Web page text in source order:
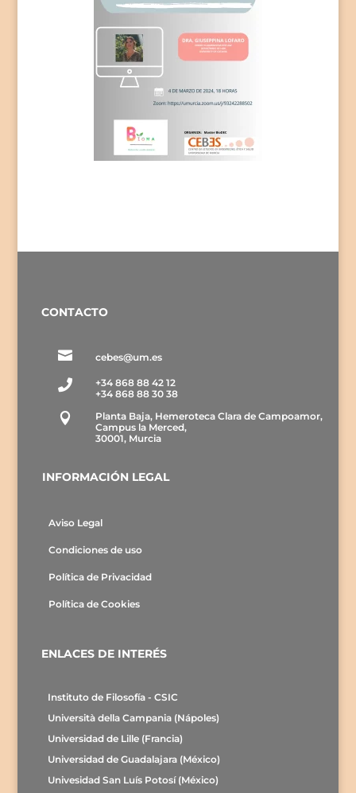
CONTACTO
 cebes@um.es

+34 868 88 42 12
+34 868 88 30 38

Planta Baja, Hemeroteca Clara de Campoamor,
Campus la Merced,
30001, Murcia
INFORMACIÓN LEGAL
Aviso Legal
Condiciones de uso
Política de Privacidad
Política de Cookies
ENLACES DE INTERÉS
Instituto de Filosofía - CSIC
Università della Campania (Nápoles)
Universidad de Lille (Francia)
Universidad de Guadalajara (México)
Univesidad San Luís Potosí (México)